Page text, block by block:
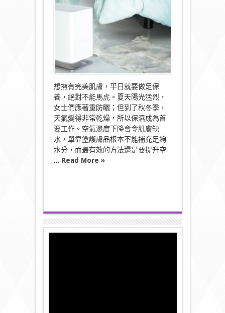
器
散
發
冬
必
想擁有完美肌膚，平日就要做足保
養，絕對不能馬虎。夏天陽光猛烈，
女士們應著重防曬；但到了秋冬季，
天氣變得非常乾燥，所以保濕成為首
要工作。空氣濕度下降會令肌膚缺
水，單靠塗護膚品根本不能補充足夠
水分，而最有效的方法還是要提升空
... Read More »